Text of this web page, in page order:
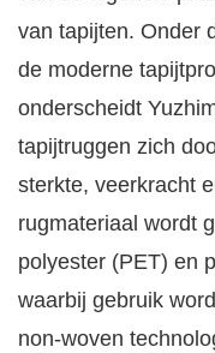
van tapijten. Onder
de moderne
onderscheidt
tapijtruggen zich
sterkte, veerkracht
rugmateriaal wordt
polyester (PET) en
waarbij gebruik
non-woven